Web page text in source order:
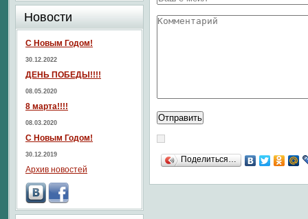
Поделиться…
Новости
С Новым Годом!
30.12.2022
ДЕНЬ ПОБЕДЫ!!!!
08.05.2020
8 марта!!!!
08.03.2020
С Новым Годом!
30.12.2019
Архив новостей